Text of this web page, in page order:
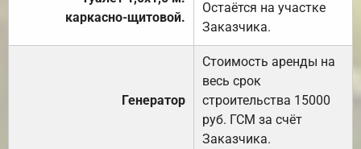
каркасно-щитовой.
Остаётся на участке
Заказчика.
Генератор
Стоимость аренды на
весь срок
строительства 15000
руб. ГСМ за счёт
Заказчика.